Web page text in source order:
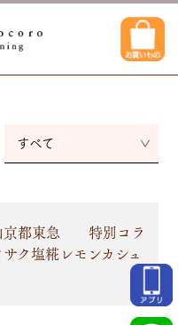
すべて
京都東急 特別コラ
塩糀レモンカシュ